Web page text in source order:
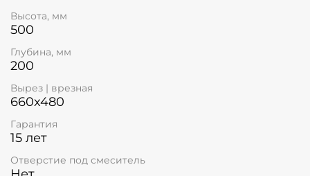
Высота, мм
500
Глубина, мм
200
Вырез | врезная
660x480
Гарантия
15 лет
Отверстие под смеситель